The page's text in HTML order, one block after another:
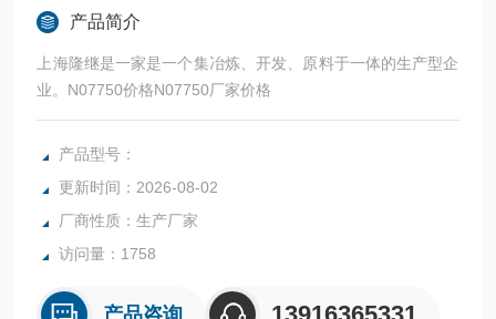
产品简介
上海隆继是一家是一个集冶炼、开发、原料于一体的生产型企
业。N07750价格N07750厂家价格
产品型号：
更新时间：2026-08-02
厂商性质：生产厂家
访问量：1758
产品咨询